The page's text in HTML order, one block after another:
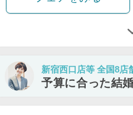
新宿西口店等 全国8店
予算に合った結